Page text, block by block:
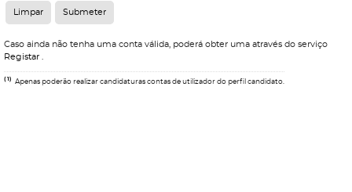
Caso ainda não tenha uma conta válida, poderá obter uma através do serviço
Registar
(1) Apenas poderão realizar candidaturas contas de utilizador do perfil candidato.